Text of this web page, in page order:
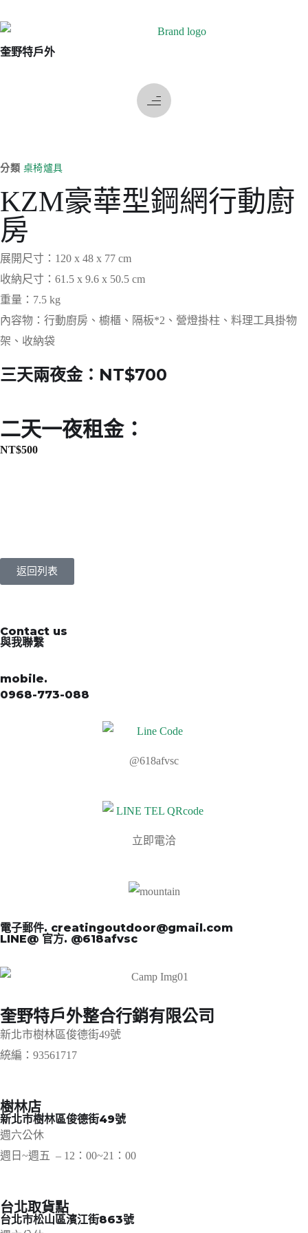
奎野特戶外
分類 桌椅爐具
KZM豪華型鋼網行動廚
房
展開尺寸：120 x 48 x 77 cm
收納尺寸：61.5 x 9.6 x 50.5 cm
重量：7.5 kg
內容物：行動廚房、櫥櫃、隔板*2、營燈掛柱、料理工具掛物
架、收納袋
三天兩夜金：NT$700
二天一夜租金：
NT$500
返回列表
Contact us
與我聯繫
mobile.
0968-773-088
@618afvsc
立即電洽
電子郵件. creatingoutdoor@gmail.com
LINE@ 官方. @618afvsc
奎野特戶外整合行銷有限公司
新北市樹林區俊德街49號
統編：93561717
樹林店
新北市樹林區俊德街49號
週六公休
週日~週五 – 12：00~21：00
台北取貨點
台北市松山區濱江街863號